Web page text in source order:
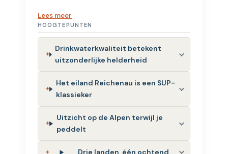
Lees meer
HOOGTEPUNTEN
Drinkwaterkwaliteit betekent
uitzonderlijke helderheid
Het eiland Reichenau is een SUP-
klassieker
Uitzicht op de Alpen terwijl je
peddelt
Drie landen, één ochtend